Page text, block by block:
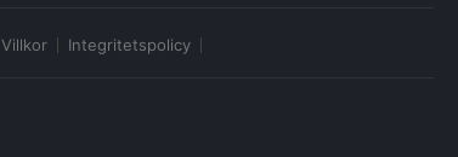
Villkor Integritetspolicy